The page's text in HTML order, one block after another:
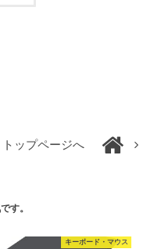
トップページへ
す。
キーボード・マウス